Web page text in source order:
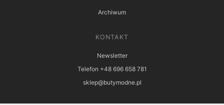
Archiwum
KONTAKT
Newsletter
Telefon +48 696 658 781
sklep@butymodne.pl